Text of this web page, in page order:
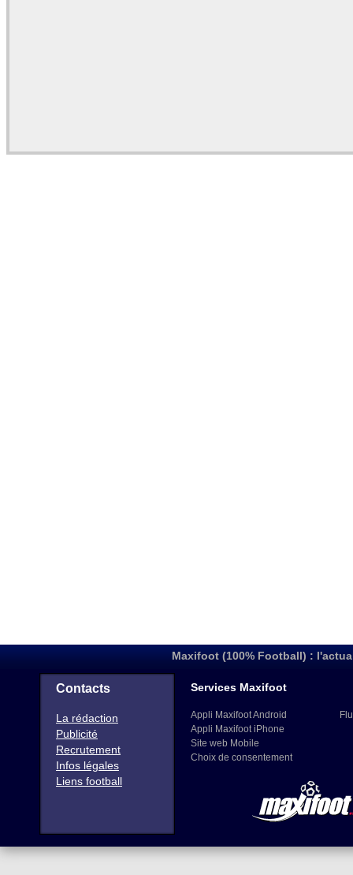
Maxifoot (100% Football) :
Contacts
La rédaction
Publicité
Recrutement
Infos légales
Liens football
Services Maxifoot
Appli Maxifoot Android
Appli Maxifoot iPhone
Site web Mobile
Choix de consentement